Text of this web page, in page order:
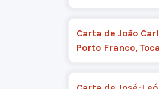
Carta de João
Porto Franco,